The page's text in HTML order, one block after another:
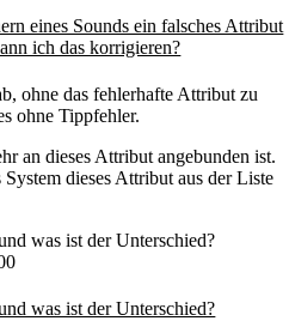
eines Sounds ein falsches Attribut
ich das korrigieren?
ohne das fehlerhafte Attribut zu
ohne Tippfehler.
an dieses Attribut angebunden ist.
dieses Attribut aus der Liste
was ist der Unterschied?
was ist der Unterschied?